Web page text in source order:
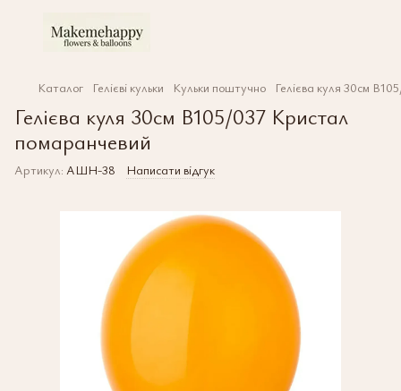
Каталог Гелієві кульки Кульки поштучно Гелієва куля 30см
Гелієва куля 30см В105/037 Кристал
помаранчевий
Артикул: АШН-38 Написати відгук